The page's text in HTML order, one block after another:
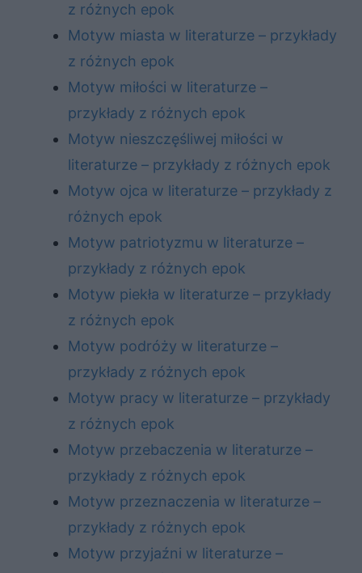
z różnych epok
Motyw miasta w literaturze – przykłady
z różnych epok
Motyw miłości w literaturze –
przykłady z różnych epok
Motyw nieszczęśliwej miłości w
literaturze – przykłady z różnych epok
Motyw ojca w literaturze – przykłady z
różnych epok
Motyw patriotyzmu w literaturze –
przykłady z różnych epok
Motyw piekła w literaturze – przykłady
z różnych epok
Motyw podróży w literaturze –
przykłady z różnych epok
Motyw pracy w literaturze – przykłady
z różnych epok
Motyw przebaczenia w literaturze –
przykłady z różnych epok
Motyw przeznaczenia w literaturze –
przykłady z różnych epok
Motyw przyjaźni w literaturze –